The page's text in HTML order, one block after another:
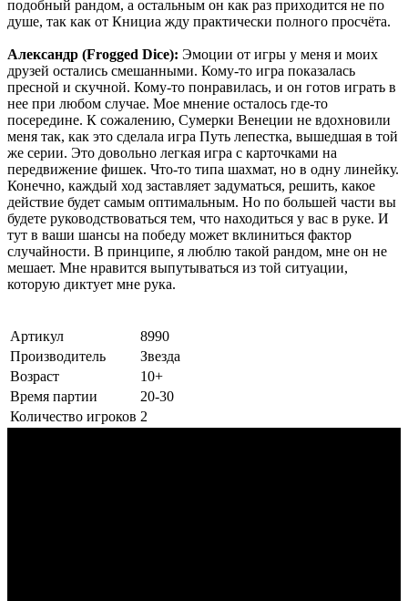
подобный рандом, а остальным он как раз приходится не по
душе, так как от Книциа жду практически полного просчёта.
Александр (Frogged Dice): Эмоции от игры у меня и моих
друзей остались смешанными. Кому-то игра показалась
пресной и скучной. Кому-то понравилась, и он готов играть в
нее при любом случае. Мое мнение осталось где-то
посередине. К сожалению, Сумерки Венеции не вдохновили
меня так, как это сделала игра Путь лепестка, вышедшая в той
же серии. Это довольно легкая игра с карточками на
передвижение фишек. Что-то типа шахмат, но в одну линейку.
Конечно, каждый ход заставляет задуматься, решить, какое
действие будет самым оптимальным. Но по большей части вы
будете руководствоваться тем, что находиться у вас в руке. И
тут в ваши шансы на победу может вклиниться фактор
случайности. В принципе, я люблю такой рандом, мне он не
мешает. Мне нравится выпутываться из той ситуации,
которую диктует мне рука.
Артикул
8990
Производитель
Звезда
Возраст
10+
Время партии
20-30
Количество игроков 2